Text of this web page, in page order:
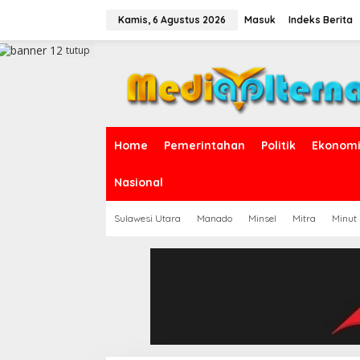
a
Kamis, 6 Agustus 2026 Masuk Indeks Berita
Home Pemerintahan Politik
Nasional
Sulawesi Utara Manado Minsel Mitra Minut
tutup